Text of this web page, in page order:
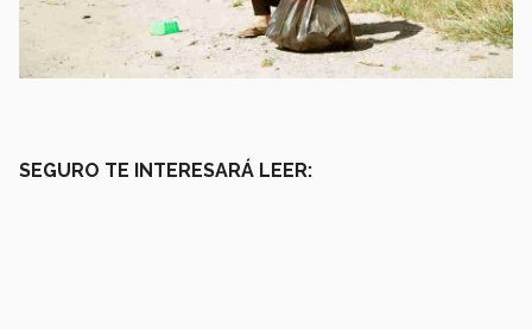
SEGURO TE INTERESARÁ LEER: